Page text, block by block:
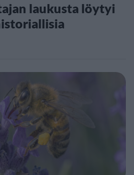
laukusta löytyi